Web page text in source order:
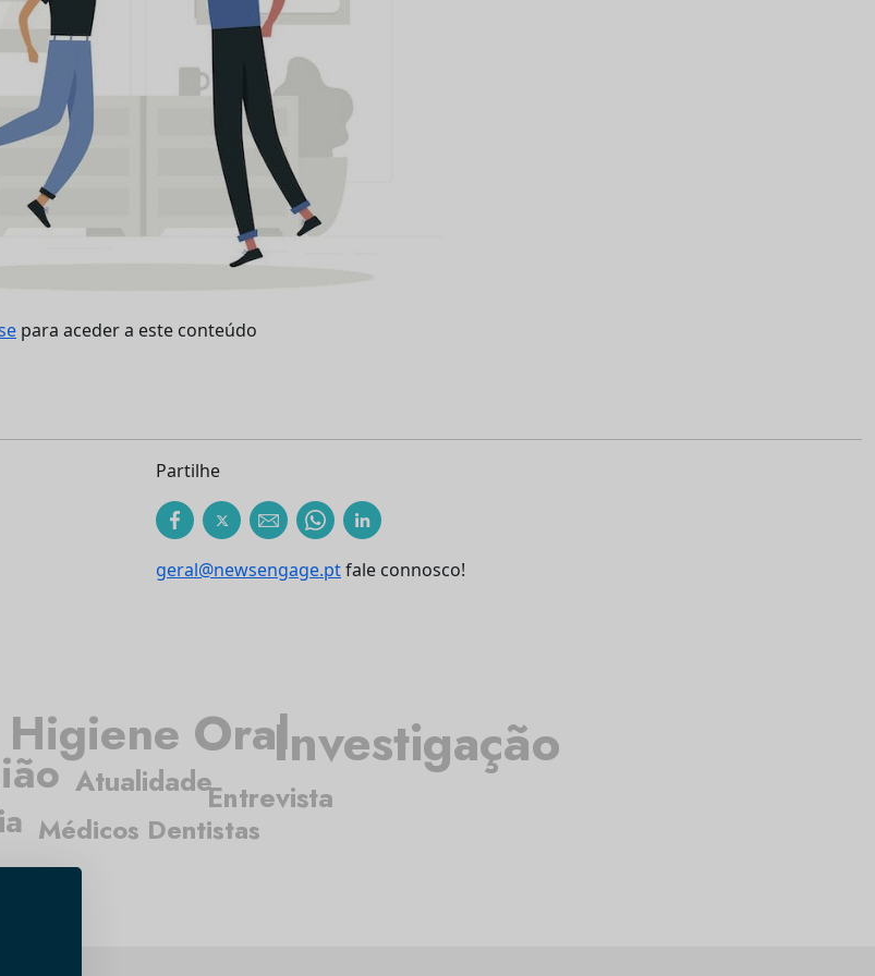
para aceder a este conteúdo
Partilhe
geral@newsengage.ptfale connosco!
Atualidade
Médicos Dentistas
Higiene Oral
Entrevista
Investigação